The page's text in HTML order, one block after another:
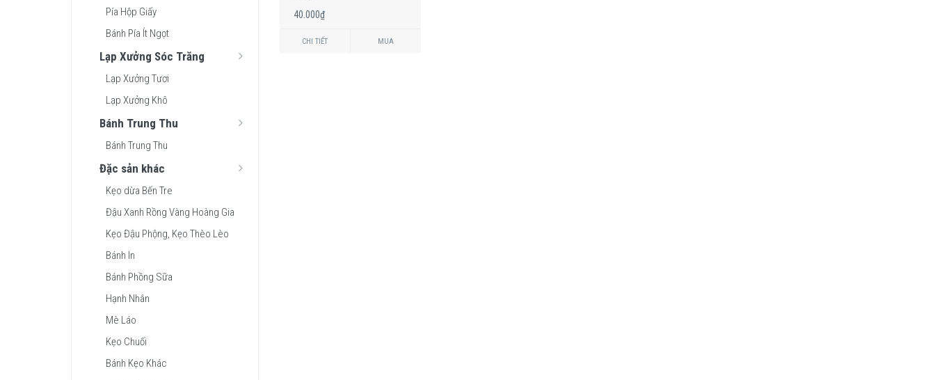
Pía Hộp Giấy
Bánh Pía Ít Ngọt
Lạp Xưởng Sóc Trăng
Lạp Xưởng Tươi
Lạp Xưởng Khô
Bánh Trung Thu
Bánh Trung Thu
Đặc sản khác
Kẹo dừa Bến Tre
Đậu Xanh Rồng Vàng Hoàng Gia
Kẹo Đậu Phộng, Kẹo Thèo Lèo
Bánh In
Bánh Phồng Sữa
Hạnh Nhân
Mè Láo
Kẹo Chuối
Bánh Kẹo Khác
40.000₫
CHI TIẾT MUA